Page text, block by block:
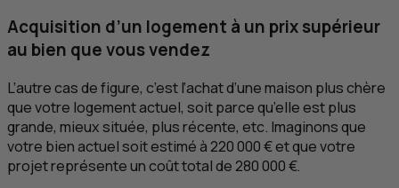
Acquisition d’un logement à un prix supérieur
au bien que vous vendez
L’autre cas de figure, c’est l’achat d’une maison plus chère
que votre logement actuel, soit parce qu’elle est plus
grande, mieux située, plus récente, etc. Imaginons que
votre bien actuel soit estimé à 220 000 € et que votre
projet représente un coût total de 280 000 €.